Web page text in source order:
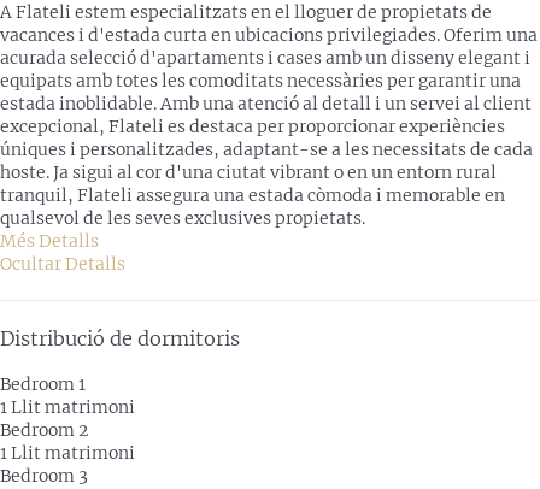
A Flateli estem especialitzats en el lloguer de propietats de
vacances i d'estada curta en ubicacions privilegiades. Oferim una
acurada selecció d'apartaments i cases amb un disseny elegant i
equipats amb totes les comoditats necessàries per garantir una
estada inoblidable. Amb una atenció al detall i un servei al client
excepcional, Flateli es destaca per proporcionar experiències
úniques i personalitzades, adaptant-se a les necessitats de cada
hoste. Ja sigui al cor d'una ciutat vibrant o en un entorn rural
tranquil, Flateli assegura una estada còmoda i memorable en
qualsevol de les seves exclusives propietats.
Més Detalls
Ocultar Detalls
Distribució de dormitoris
Bedroom 1
1 Llit matrimoni
Bedroom 2
1 Llit matrimoni
Bedroom 3